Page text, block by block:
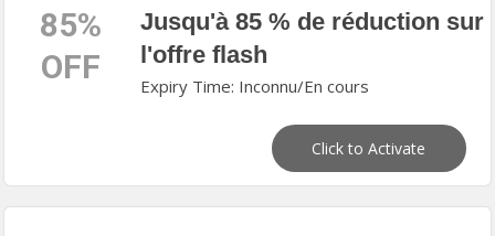
85%
OFF
Jusqu'à 85 % de réduction sur
l'offre flash
Expiry Time: Inconnu/En cours
Click to Activate